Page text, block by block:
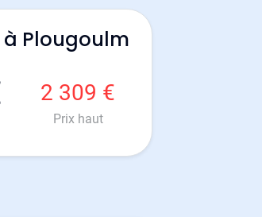
Plougoulm
2 309 €
Prix haut